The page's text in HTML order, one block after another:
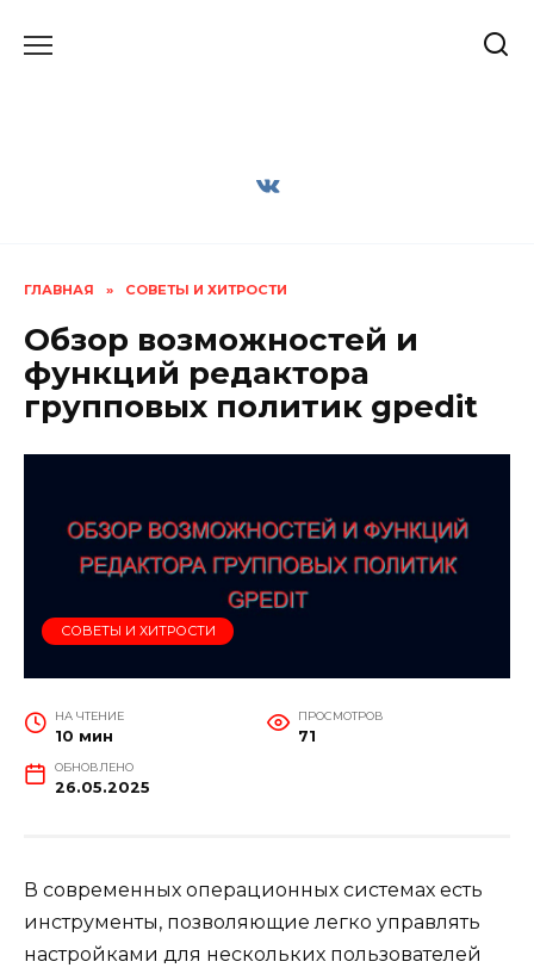
ГЛАВНАЯ » СОВЕТЫ И ХИТРОСТИ
Обзор возможностей и
функций редактора
групповых политик gpedit
СОВЕТЫ И ХИТРОСТИ
НА ЧТЕНИЕ
10 мин
ПРОСМОТРОВ
71
ОБНОВЛЕНО
26.05.2025
В современных операционных системах есть
инструменты, позволяющие легко управлять
настройками для нескольких пользователей